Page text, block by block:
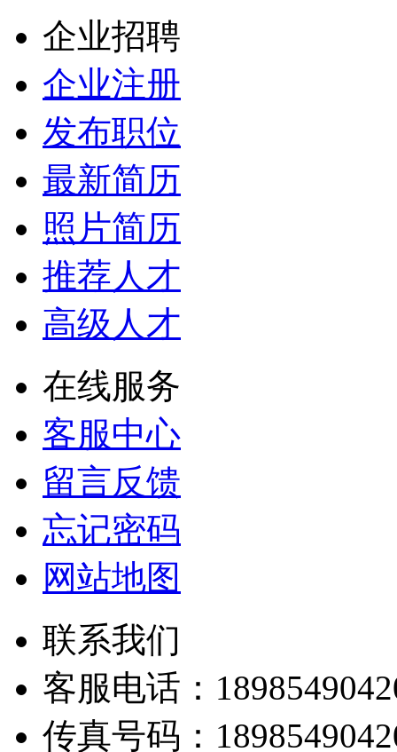
企业招聘
企业注册
发布职位
最新简历
照片简历
推荐人才
高级人才
在线服务
客服中心
留言反馈
忘记密码
网站地图
联系我们
客服电话：
传真号码：